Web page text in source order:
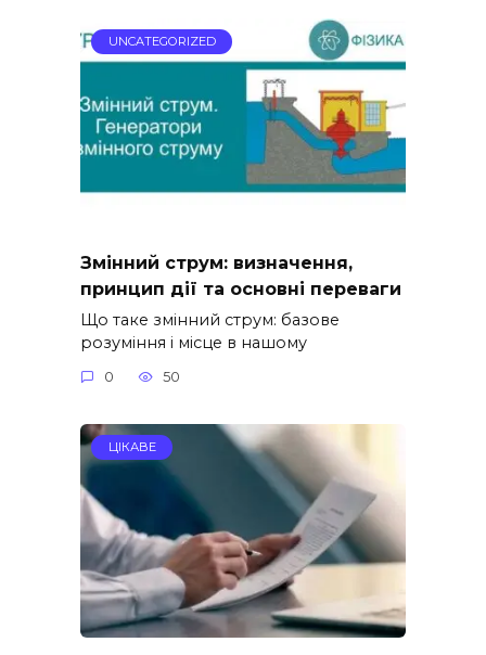
UNCATEGORIZED
Змінний струм: визначення,
принцип дії та основні переваги
Що таке змінний струм: базове
розуміння і місце в нашому
0 50
ЦІКАВЕ